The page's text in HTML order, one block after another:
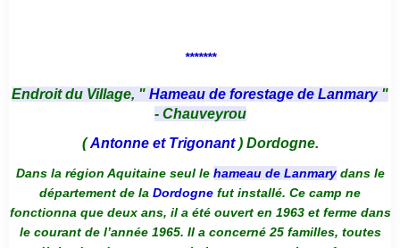
*******
Endroit du Village, " Hameau de forestage de Lanmary "
- Chauveyrou
(Antonne et Trigonant) Dordogne.
Dans la région Aquitaine seul le hameau de Lanmarydans le
département de la Dordogne fut installé. Ce camp ne
fonctionna que deux ans, il a été ouvert en 1963 et ferme dans
le courant de l’année 1965. Il a concerné 25 familles, toutes